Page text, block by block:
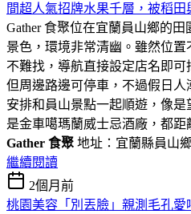
間超人氣招牌水果千層，被稻田
Gather 食聚位在宜蘭員山鄉的
景色，環境非常清幽。雖然位
不難找，導航直接設定店名即可
但周邊路邊可停車，不過假日
安排和員山景點一起順遊，像
是金車噶瑪蘭威士忌酒廠，都距
Gather 食聚 地址：宜蘭縣員山
繼續閱讀
2個月前
桃園美容「別丟臉」親測毛孔